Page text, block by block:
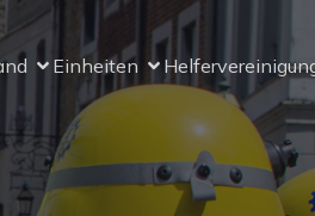
Einheiten